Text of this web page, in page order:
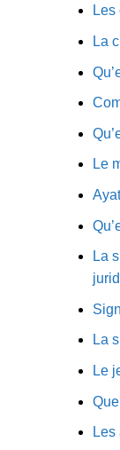
Les
La
Le
La
La
Le